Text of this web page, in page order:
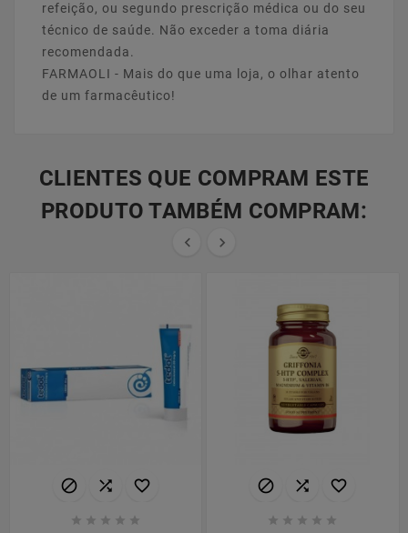
refeição, ou segundo prescrição médica ou do seu
técnico de saúde. Não exceder a toma diária
recomendada.
FARMAOLI - Mais do que uma loja, o olhar atento
de um farmacêutico!
CLIENTES QUE COMPRAM ESTE
PRODUTO TAMBÉM COMPRAM:
 
  
    
  
    